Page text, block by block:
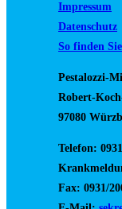
Impressum
Datenschutz
So finden
Pestalozzi-
Robert-
97080
Telefon:
Fax: 0931/